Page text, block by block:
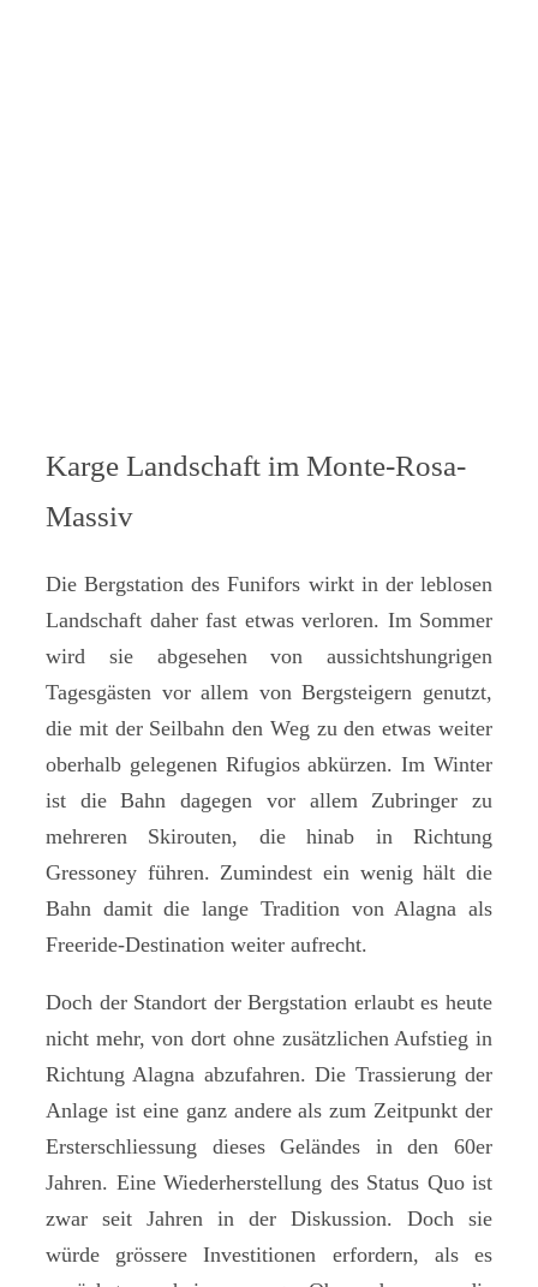
Karge Landschaft im Monte-Rosa-
Massiv
Die Bergstation des Funifors wirkt in der leblosen
Landschaft daher fast etwas verloren. Im Sommer
wird sie abgesehen von aussichtshungrigen
Tagesgästen vor allem von Bergsteigern genutzt,
die mit der Seilbahn den Weg zu den etwas weiter
oberhalb gelegenen Rifugios abkürzen. Im Winter
ist die Bahn dagegen vor allem Zubringer zu
mehreren Skirouten, die hinab in Richtung
Gressoney führen. Zumindest ein wenig hält die
Bahn damit die lange Tradition von Alagna als
Freeride-Destination weiter aufrecht.
Doch der Standort der Bergstation erlaubt es heute
nicht mehr, von dort ohne zusätzlichen Aufstieg in
Richtung Alagna abzufahren. Die Trassierung der
Anlage ist eine ganz andere als zum Zeitpunkt der
Ersterschliessung dieses Geländes in den 60er
Jahren. Eine Wiederherstellung des Status Quo ist
zwar seit Jahren in der Diskussion. Doch sie
würde grössere Investitionen erfordern, als es